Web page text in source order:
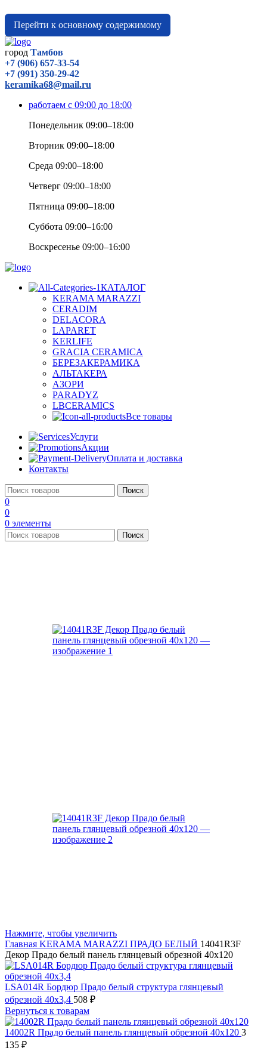
Перейти к основному содержимому
город Тамбов
+7 (906) 657-33-54
+7 (991) 350-29-42
keramika68@mail.ru
работаем с 09:00 до 18:00
Понедельник 09:00–18:00
Вторник 09:00–18:00
Среда 09:00–18:00
Четверг 09:00–18:00
Пятница 09:00–18:00
Суббота 09:00–16:00
Воскресенье 09:00–16:00
КАТАЛОГ
KERAMA MARAZZI
CERADIM
DELACORA
LAPARET
KERLIFE
GRACIA CERAMICA
БЕРЕЗАКЕРАМИКА
АЛЬТАКЕРА
АЗОРИ
PARADYZ
LBCERAMICS
Все товары
Услуги
Акции
Оплата и доставка
Контакты
Поиск
0
0
0 элементы
Поиск
Нажмите, чтобы увеличить
Главная KERAMA MARAZZI ПРАДО БЕЛЫЙ 14041R3F
Декор Прадо белый панель глянцевый обрезной 40х120
LSA014R Бордюр Прадо белый структура глянцевый
обрезной 40х3,4 508 ₽
Вернуться к товарам
14002R Прадо белый панель глянцевый обрезной 40х120 3
135 ₽